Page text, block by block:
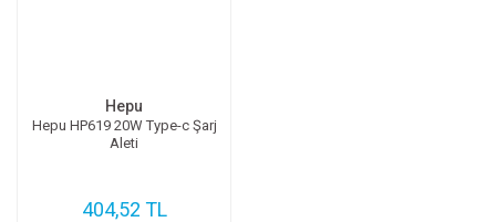
Hepu
Hepu HP619 20W Type-c Şarj
Aleti
404,52 TL